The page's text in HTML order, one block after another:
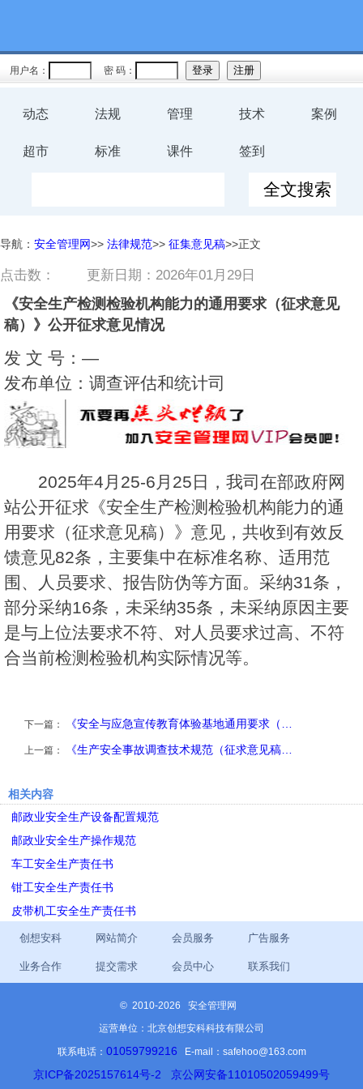
用户名： 密 码：
动态 法规 管理 技术 案例
超市 标准 课件 签到
导航： 安全管理网>> 法律规范>> 征集意见稿>>正文
点击数： 更新日期：2026年01月29日
《安全生产检测检验机构能力的通用要求（征求意见
稿）》公开征求意见情况
发 文 号：—
发布单位：调查评估和统计司
2025年4月25-6月25日，我司在部政府网
站公开征求《安全生产检测检验机构能力的通
用要求（征求意见稿）》意见，共收到有效反
馈意见82条，主要集中在标准名称、适用范
围、人员要求、报告防伪等方面。采纳31条，
部分采纳16条，未采纳35条，未采纳原因主要
是与上位法要求不符、对人员要求过高、不符
合当前检测检验机构实际情况等。
下一篇： 《安全与应急宣传教育体验基地通用要求（…
上一篇： 《生产安全事故调查技术规范（征求意见稿…
相关内容
邮政业安全生产设备配置规范
邮政业安全生产操作规范
车工安全生产责任书
钳工安全生产责任书
皮带机工安全生产责任书
创想安科 网站简介 会员服务 广告服务
业务合作 提交需求 会员中心 联系我们
© 2010-2026 安全管理网
运营单位：北京创想安科科技有限公司
联系电话： 01059799216 E-mail：safehoo@163.com
京ICP备2025157614号-2 京公网安备11010502059499号